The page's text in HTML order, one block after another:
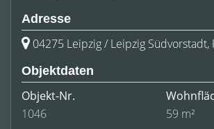
Adresse
04275 Leipzig / Leipzig Südvorstadt,
Objektdaten
Objekt-Nr.
1046
59 m²